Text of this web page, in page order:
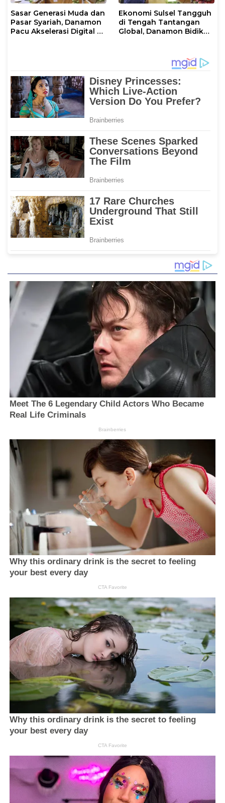
Sasar Generasi Muda dan
Pasar Syariah, Danamon
Pacu Akselerasi Digital di
Ekonomi Sulsel Tangguh
di Tengah Tantangan
Global, Danamon Bidik